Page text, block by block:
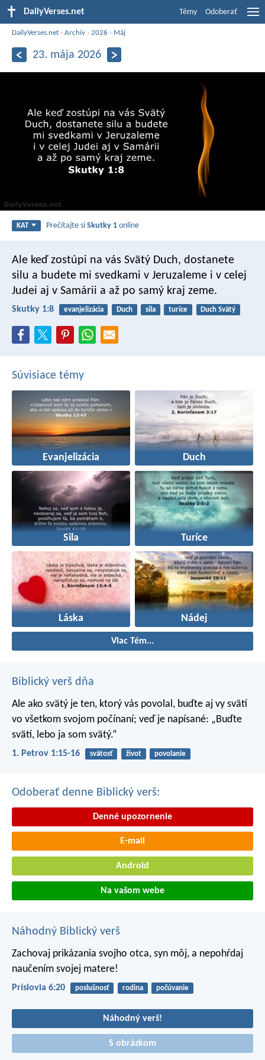
DailyVerses.net Témy Odoberať
DailyVerses.net ›Archív ›2026 › Máj
23. mája 2026
KAT Prečítajte siSkutky 1 online
Ale keď zostúpi na vás Svätý Duch, dostanete
silu a budete mi svedkami v Jeruzaleme i v celej
Judei aj v Samárii a až po samý kraj zeme.
Skutky 1:8 evanjelizácia Duch sila turíce Duch Svätý
Súvisiace témy
Evanjelizácia Duch
Sila Turíce
Láska Nádej
Viac Tém...
Biblický verš dňa
Ale ako svätý je ten, ktorý vás povolal, buďte aj vy svätí
vo všetkom svojom počínaní; veď je napísané: „Buďte
svätí, lebo ja som svätý.“
1. Petrov 1:15-16 svätosť život povolanie
Odoberať denne Biblický verš:
Denné upozornenie
E-mail
Android
Na vašom webe
Náhodný Biblický verš
Zachovaj prikázania svojho otca, syn môj, a nepohŕdaj
naučením svojej matere!
Príslovia 6:20 poslušnosť rodina počúvanie
Náhodný verš!
S obrázkom